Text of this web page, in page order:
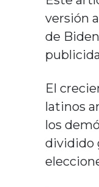
versión
de
El
latinos
los
dividido